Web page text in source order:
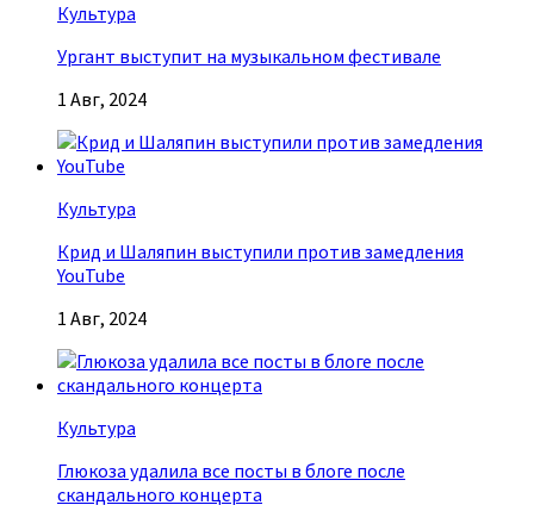
Культура
Ургант выступит на музыкальном фестивале
1 Авг, 2024
Культура
Крид и Шаляпин выступили против замедления
YouTube
1 Авг, 2024
Культура
Глюкоза удалила все посты в блоге после
скандального концерта